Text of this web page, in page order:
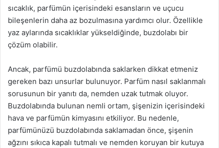
sıcaklık, parfümün içerisindeki esansların ve uçucu
bileşenlerin daha az bozulmasına yardımcı olur. Özellikle
yaz aylarında sıcaklıklar yükseldiğinde, buzdolabı bir
çözüm olabilir.
Ancak, parfümü buzdolabında saklarken dikkat etmeniz
gereken bazı unsurlar bulunuyor. Parfüm nasıl saklanmalı
sorusunun bir yanıtı da, nemden uzak tutmak oluyor.
Buzdolabında bulunan nemli ortam, şişenizin içerisindeki
hava ve parfümün kimyasını etkiliyor. Bu nedenle,
parfümünüzü buzdolabında saklamadan önce, şişenin
ağzını sıkıca kapalı tutmalı ve nemden koruyan bir kutuya